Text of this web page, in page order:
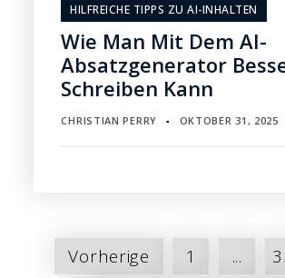
HILFREICHE TIPPS ZU AI-INHALTEN
Wie Man Mit Dem AI-
Absatzgenerator
Schreiben Kann
CHRISTIAN PERRY ▪ OKTOBER 31, 2025
Vorherige 1 ...